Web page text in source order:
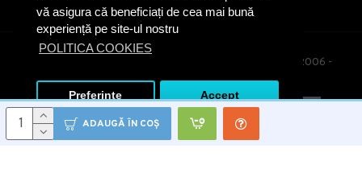
vă asigura că beneficiați de cea mai bună
experiență pe site-ul nostru
POLITICA COOKIES
Preferinte Accept
ADAUGĂ ÎN COŞ
© Covoare Profesionale - Toate drepturile rezervate. 2006 -